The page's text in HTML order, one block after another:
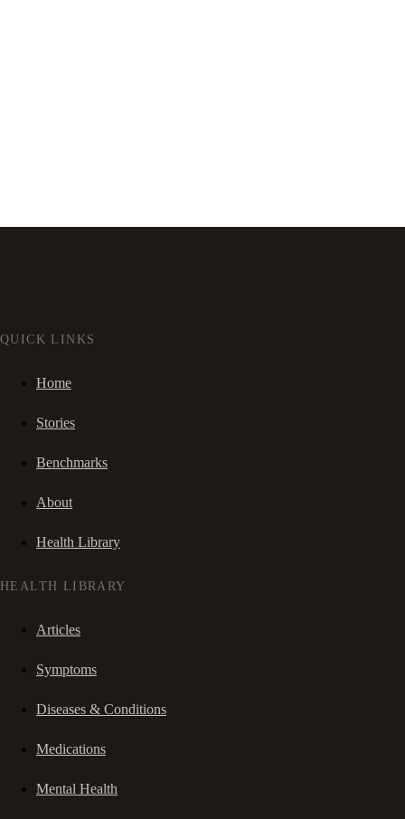
QUICK LINKS
Home
Stories
Benchmarks
About
Health Library
HEALTH LIBRARY
Articles
Symptoms
Diseases & Conditions
Medications
Mental Health